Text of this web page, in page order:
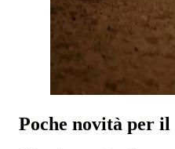
Poche novità per il